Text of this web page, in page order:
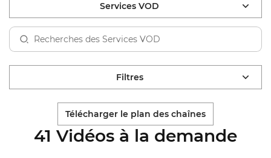
Services VOD
Filtres
Télécharger le plan des chaînes
41 Vidéos à la demande